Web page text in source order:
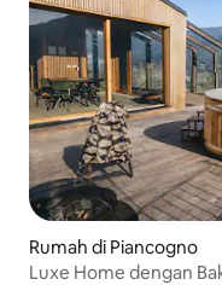
Rumah di Piancogno
Luxe Home dengan